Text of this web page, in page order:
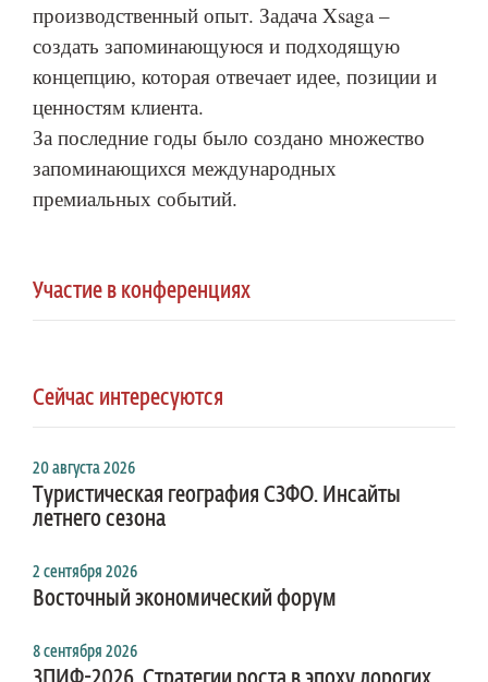
производственный опыт. Задача Xsaga –
создать запоминающуюся и подходящую
концепцию, которая отвечает идее, позиции и
ценностям клиента.
За последние годы было создано множество
запоминающихся международных
премиальных событий.
Участие в конференциях
Сейчас интересуются
20 августа 2026
Туристическая география СЗФО. Инсайты
летнего сезона
2 сентября 2026
Восточный экономический форум
8 сентября 2026